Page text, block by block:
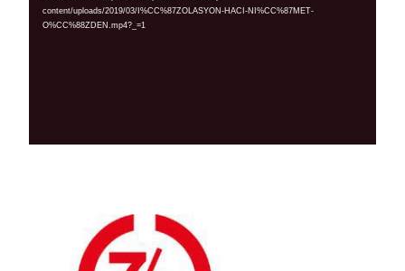
content/uploads/2019/03/I%CC%87ZOLASYON-HACI-NI%CC%87MET-
O%CC%88ZDEN.mp4?_=1